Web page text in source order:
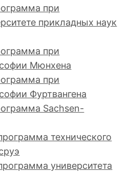
при
прикладных наук
при
Мюнхена
при
Фуртвангена
Sachsen-
технического
университета